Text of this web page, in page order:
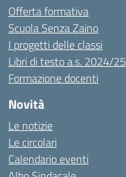
Offerta formativa
Scuola Senza Zaino
I progetti delle classi
Libri di testo a.s. 2024/25
Formazione docenti
Novità
Le notizie
Le circolari
Calendario eventi